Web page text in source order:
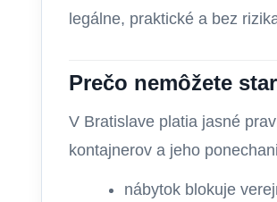
legálne, praktické a bez
Prečo nemôžete
V Bratislave platia jasné
kontajnerov a jeho
nábytok blokuje